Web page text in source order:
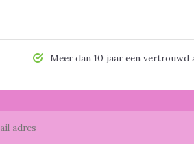
Meer dan 10 jaar een vertrouwd